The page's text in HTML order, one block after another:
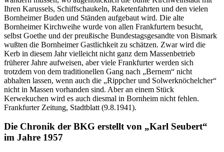
Ihren Karussels, Schiffschaukeln, Raketenfahrten und den vielen
Bornheimer Buden und Ständen aufgebaut wird. Die alte
Bornheimer Kirchweihe wurde von allen Frankfurtern besucht,
selbst Goethe und der preußische Bundestagsgesandte von Bismark
wußten die Bornheimer Gastlichkeit zu schätzen. Zwar wird die
Kerb in diesem Jahr vielleicht nicht ganz dem Massenbetrieb
früherer Jahre aufweisen, aber viele Frankfurter werden sich
trotzdem von dem traditionellen Gang nach „Bernem“ nicht
abhalten lassen, wenn auch die „Rippcher und Solwerknöchelcher“
nicht in Massen vorhanden sind. Aber an einem Stück
Kerwekuchen wird es auch diesmal in Bornheim nicht fehlen.
Frankfurter Zeitung, Stadtblatt (9.8.1941).
Die Chronik der BKG erstellt von „Karl Seubert“
im Jahre 1957